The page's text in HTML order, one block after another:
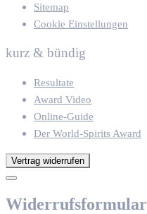
Sitemap
Cookie Einstellungen
kurz & bündig
Resultate
Award Video
Online-Guide
Der World-Spirits Award
Vertrag widerrufen
Widerrufsformular